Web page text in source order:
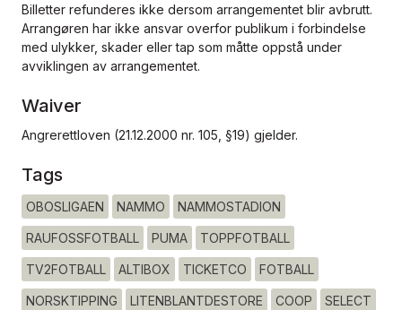
Billetter refunderes ikke dersom arrangementet blir avbrutt.
Arrangøren har ikke ansvar overfor publikum i forbindelse
med ulykker, skader eller tap som måtte oppstå under
avviklingen av arrangementet.
Waiver
Angrerettloven (21.12.2000 nr. 105, §19) gjelder.
Tags
OBOSLIGAEN NAMMO NAMMOSTADION
RAUFOSSFOTBALL PUMA TOPPFOTBALL
TV2FOTBALL ALTIBOX TICKETCO FOTBALL
NORSKTIPPING LITENBLANTDESTORE COOP SELECT